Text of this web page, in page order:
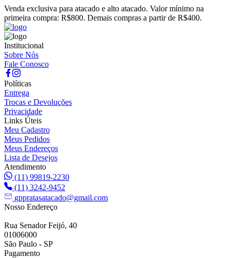
Venda exclusiva para atacado e alto atacado. Valor mínimo na
primeira compra: R$800. Demais compras a partir de R$400.
Institucional
Sobre Nós
Fale Conosco
Políticas
Entrega
Trocas e Devoluções
Privacidade
Links Úteis
Meu Cadastro
Meus Pedidos
Meus Endereços
Lista de Desejos
Atendimento
(11) 99819-2230
(11) 3242-9452
gppratasatacado@gmail.com
Nosso Endereço
Rua Senador Feijó, 40
01006000
São Paulo - SP
Pagamento